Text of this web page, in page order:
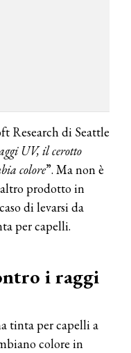
Research di Seattle
UV, il cerotto
colore”. Ma non è
prodotto in
di levarsi da
per capelli.
i raggi
tinta per capelli a
colore in